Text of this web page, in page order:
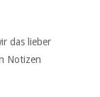
das lieber
Notizen